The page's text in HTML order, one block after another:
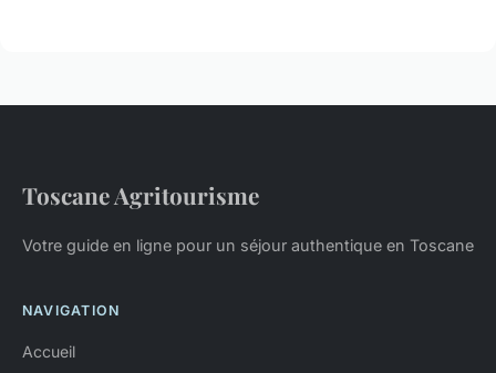
Toscane Agritourisme
Votre guide en ligne pour un séjour authentique en Toscane
NAVIGATION
Accueil